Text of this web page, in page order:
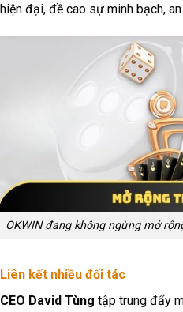
hiện đại, đề cao sự minh bạch,
OKWIN đang không ngừng mở
Liên kết nhiều đối tác
CEO David Tùng tập trung đẩy